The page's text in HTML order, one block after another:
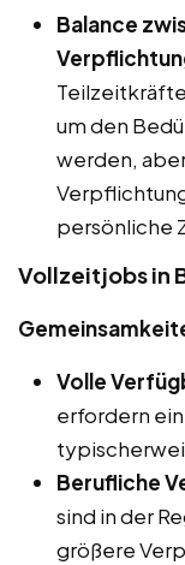
Balance
um den
werden,
persönliche
Vollzeitjobs in
Volle
erfordern
Berufliche
sind in der
größere